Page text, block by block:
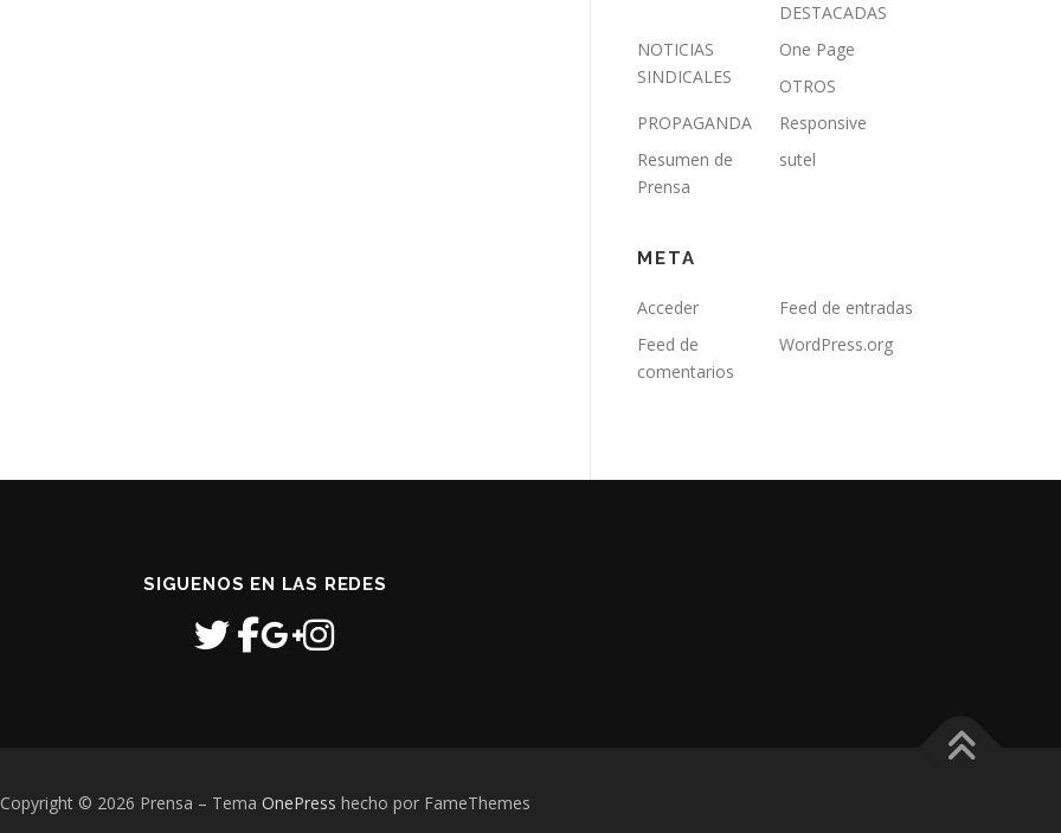
DESTACADAS
NOTICIAS
SINDICALES
One Page
OTROS
PROPAGANDA
Responsive
Resumen de
Prensa
sutel
META
Acceder
Feed de entradas
Feed de
comentarios
WordPress.org
SIGUENOS EN LAS REDES
Copyright © 2026 Prensa – Tema OnePress hecho por FameThemes